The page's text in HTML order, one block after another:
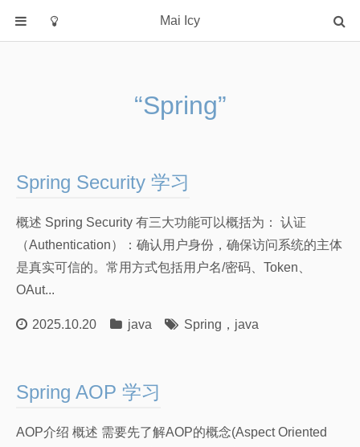
Mai Icy
rust
大模型
操作系统
数据库
机器学习
算法学习笔记
关于我
朋友们
“Spring”
Spring Security 学习
概述 Spring Security 有三大功能可以概括为： 认证
（Authentication）：确认用户身份，确保访问系统的主体
是真实可信的。常用方式包括用户名/密码、Token、
OAut...
2025.10.20 java Spring ， java
Spring AOP 学习
AOP介绍 概述 需要先了解AOP的概念(Aspect Oriented